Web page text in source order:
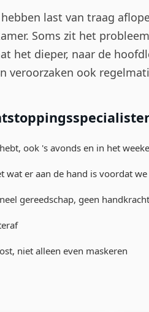
last van traag
Soms zit het
het dieper, naar de
veroorzaken ook
ook 's avonds en in het
wat er aan de hand is voordat
gereedschap, geen
niet alleen even maskeren